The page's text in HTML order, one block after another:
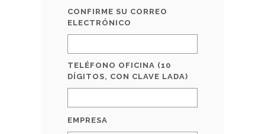
CONFIRME SU CORREO
ELECTRÓNICO
TELÉFONO OFICINA (10
DÍGITOS, CON CLAVE LADA)
EMPRESA